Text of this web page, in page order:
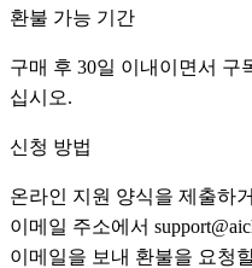
환불 가능 기간
구매 후 30일 이내이면서 구
십시오.
신청 방법
온라인 지원 양식을 제출하
이메일 주소에서
이메일을 보내 환불을 요청